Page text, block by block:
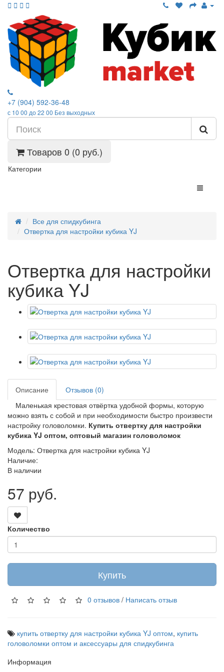
+7 (904) 592-36-48
с 10 00 до 22 00 Без выходных
Товаров 0 (0 руб.)
Категории
Все для спидкубинга
Отвертка для настройки кубика YJ
Отвертка для настройки
кубика YJ
Описание
Отзывов (0)
Маленькая крестовая отвёртка удобной формы, которую
можно взять с собой и при необходимости быстро произвести
настройку головоломки. Купить отвертку для настройки
кубика YJ оптом, оптовый магазин головоломок
Модель: Отвертка для настройки кубика YJ
Наличие:
В наличии
57 руб.
Количество
Купить
0 отзывов / Написать отзыв
купить отвертку для настройки кубика YJ оптом, купить
головоломки оптом и аксессуары для спидкубинга
Информация